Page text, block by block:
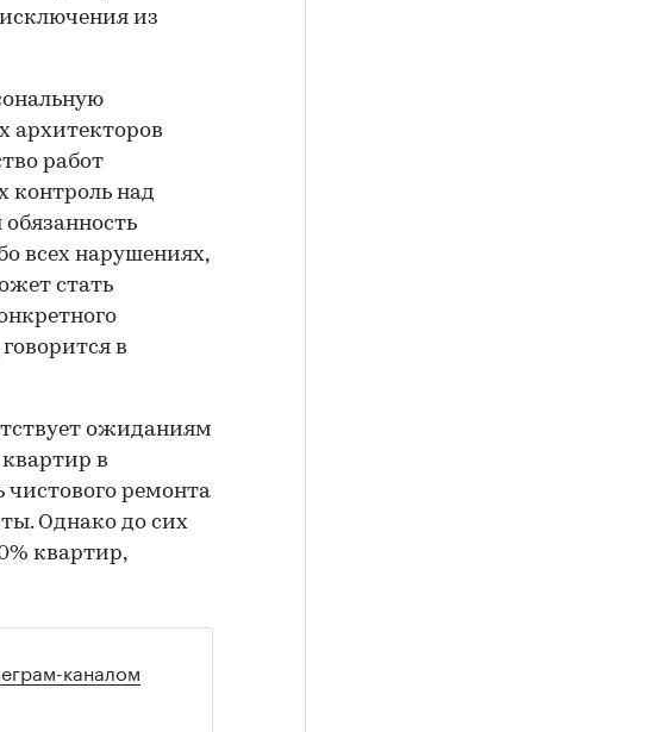
из
архитекторов
работ
контроль над
всех нарушениях,
стать
в
ожиданиям
в
чистового ремонта
Однако до сих
квартир,
каналом